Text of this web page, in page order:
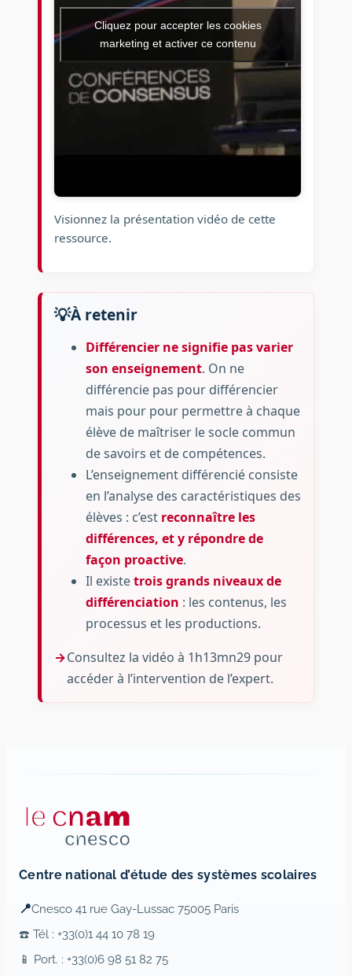
Cliquez pour accepter les cookies
marketing et activer ce contenu
Visionnez la présentation vidéo de cette
ressource.
À retenir
Différencier ne signifie pas varier
son enseignement. On ne
différencie pas pour différencier
mais pour pour permettre à chaque
élève de maîtriser le socle commun
de savoirs et de compétences.
L’enseignement différencié consiste
en l’analyse des caractéristiques des
élèves : c’est reconnaître les
différences, et y répondre de
façon proactive.
Il existetrois grands niveaux de
différenciation : les contenus, les
processus et les productions.
Consultez la vidéo à 1h13mn29 pour
accéder à l’intervention de l’expert.
Centre national d’étude des systèmes scolaires
📍Cnesco 41 rue Gay-Lussac 75005 Paris
☎️ Tél : +33(0)1 44 10 78 19
📱 Port. : +33(0)6 98 51 82 75